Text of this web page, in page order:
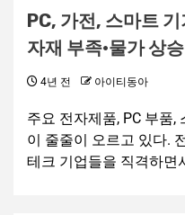
PC, 가전, 스마트
자재 부족·물가 상
4년 전 아이티동아
주요 전자제품, PC 부품,
이 줄줄이 오르고 있다.
테크 기업들을 직격하면